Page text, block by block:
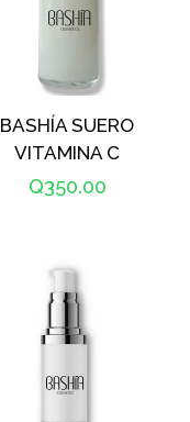
BASHÍA SUERO
VITAMINA C
Precio
Q350.00